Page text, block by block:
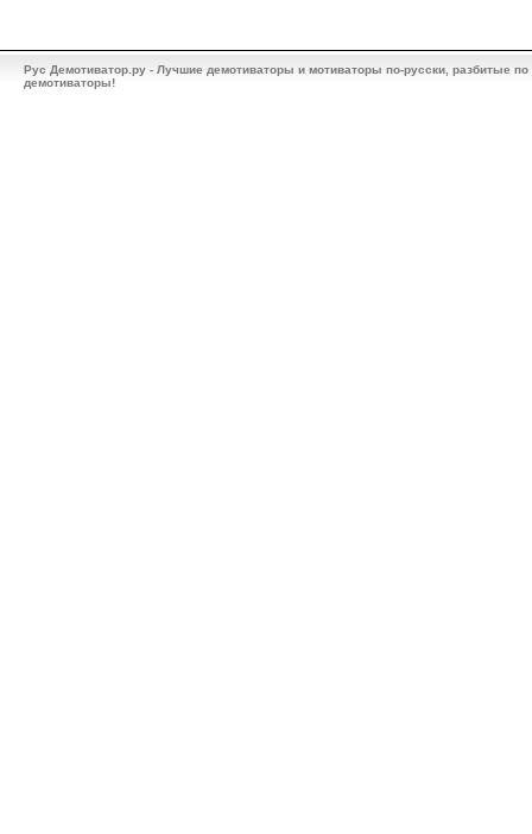
Рус Демотиватор.ру - Лучшие демотиваторы и мотиваторы по-русски, разбитые
демотиваторы!